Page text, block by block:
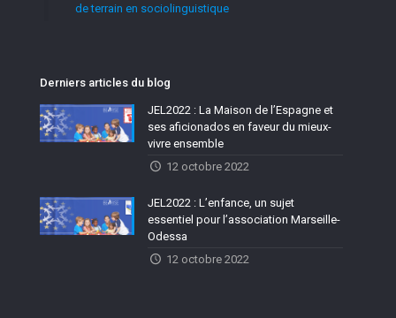
de terrain en sociolinguistique
Derniers articles du blog
JEL2022 : La Maison de l’Espagne et
ses aficionados en faveur du mieux-
vivre ensemble
12 octobre 2022
JEL2022 : L’enfance, un sujet
essentiel pour l’association Marseille-
Odessa
12 octobre 2022